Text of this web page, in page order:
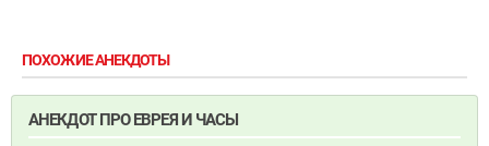
ПОХОЖИЕ АНЕКДОТЫ
АНЕКДОТ ПРО ЕВРЕЯ И ЧАСЫ